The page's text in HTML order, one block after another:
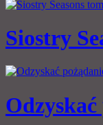
Siostry